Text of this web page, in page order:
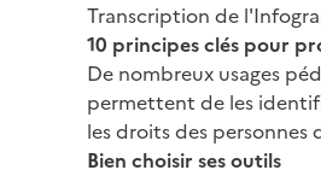
Transcription de
10 principes clés pour
De nombreux usages
permettent de les
les droits des personnes
Bien choisir ses outils